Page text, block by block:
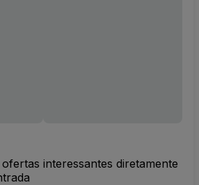
interessantes diretamente